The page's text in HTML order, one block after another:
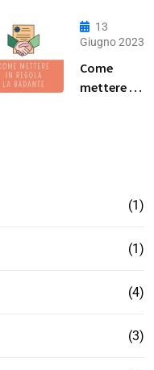
per Colf,
Badanti e
Baby
Sitter: Una
13
Giugno 2023
Come
mettere in
(1)
(1)
(4)
(3)